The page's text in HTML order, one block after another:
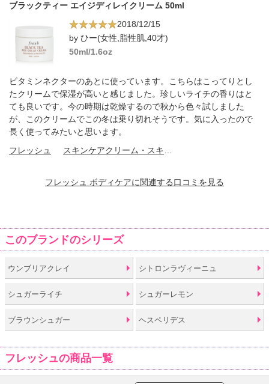
ブラックティー エイジディレイクリーム 50ml
2018/12/15
by ひー(女性,脂性肌,40才)
50ml/1.6oz
ビタミンネクターのあとに使っています。こちらはこってりとし
たクリームで保湿が高いと感じました。珍しいライチの香りはと
ても良いです。今の時期は乾燥するので秋から色々試しました
が、このクリームでこの冬は乗り切れそうです。気に入ったので
長く使ってみたいと思います。
フレッシュ
フレッシュ ボディケアに関連する口コミを見る
このブランドのシリーズ
ウンブリアクレイ シトロンラヴィーニュ
シュガーライチ シュガーレモン
ブラウンシュガー ヘスペリデス
フレッシュの商品一覧